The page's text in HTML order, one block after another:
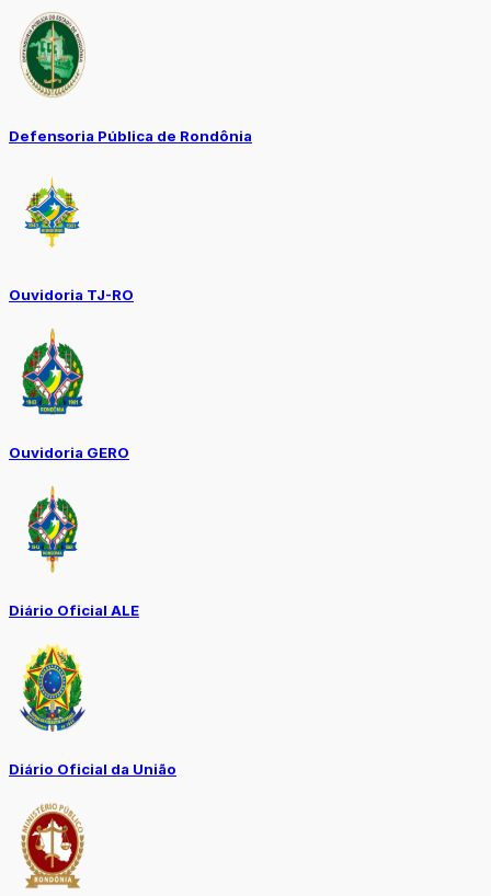
Defensoria Pública de Rondônia
Ouvidoria TJ-RO
Ouvidoria GERO
Diário Oficial ALE
Diário Oficial da União